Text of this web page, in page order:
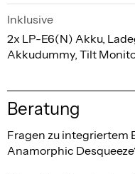
Inklusive
2x LP-E6(N) Akku,
Akkudummy, Tilt
Beratung
Fragen zu integriertem
Anamorphic